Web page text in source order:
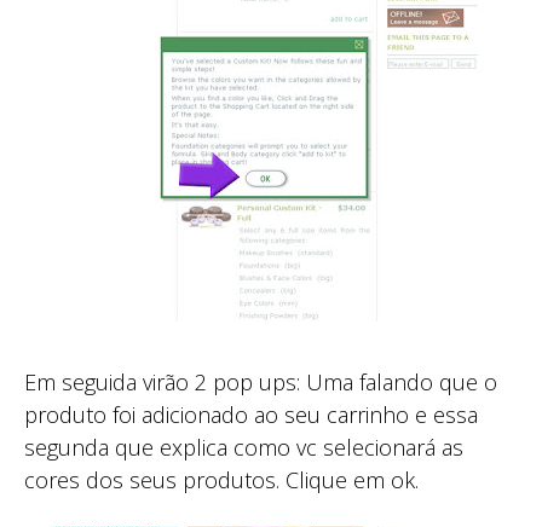
Em seguida virão 2 pop ups: Uma falando que o
produto foi adicionado ao seu carrinho e essa
segunda que explica como vc selecionará as
cores dos seus produtos. Clique em ok.